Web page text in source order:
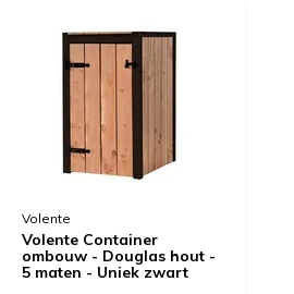
Volente
Volente Container
ombouw - Douglas hout -
5 maten - Uniek zwart